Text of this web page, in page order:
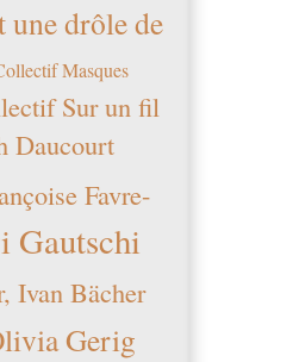
une drôle de
Masques
Sur un fil
Daucourt
Favre-
Gautschi
Ivan Bächer
Gerig